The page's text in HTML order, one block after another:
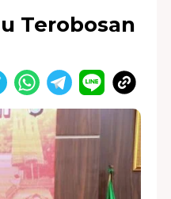
Terobosan